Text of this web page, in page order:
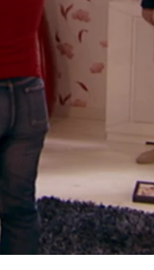
WhatsappFacebook